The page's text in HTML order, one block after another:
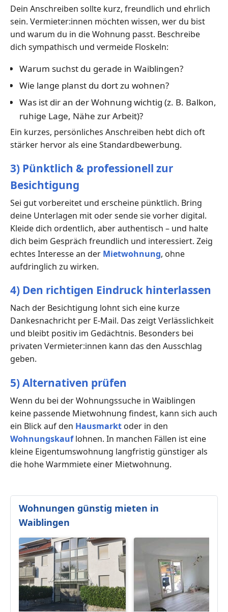
Dein Anschreiben sollte kurz, freundlich und ehrlich
sein. Vermieter:innen möchten wissen, wer du bist
und warum du in die Wohnung passt. Beschreibe
dich sympathisch und vermeide Floskeln:
Warum suchst du gerade in Waiblingen?
Wie lange planst du dort zu wohnen?
Was ist dir an der Wohnung wichtig (z. B. Balkon,
ruhige Lage, Nähe zur Arbeit)?
Ein kurzes, persönliches Anschreiben hebt dich oft
stärker hervor als eine Standardbewerbung.
3) Pünktlich & professionell zur
Besichtigung
Sei gut vorbereitet und erscheine pünktlich. Bring
deine Unterlagen mit oder sende sie vorher digital.
Kleide dich ordentlich, aber authentisch – und halte
dich beim Gespräch freundlich und interessiert. Zeig
echtes Interesse an der Mietwohnung, ohne
aufdringlich zu wirken.
4) Den richtigen Eindruck hinterlassen
Nach der Besichtigung lohnt sich eine kurze
Dankesnachricht per E-Mail. Das zeigt Verlässlichkeit
und bleibt positiv im Gedächtnis. Besonders bei
privaten Vermieter:innen kann das den Ausschlag
geben.
5) Alternativen prüfen
Wenn du bei der Wohnungssuche in Waiblingen
keine passende Mietwohnung findest, kann sich auch
ein Blick auf den Hausmarkt oder in den
Wohnungskauflohnen. In manchen Fällen ist eine
kleine Eigentumswohnung langfristig günstiger als
die hohe Warmmiete einer Mietwohnung.
Wohnungen günstig mieten in
Waiblingen